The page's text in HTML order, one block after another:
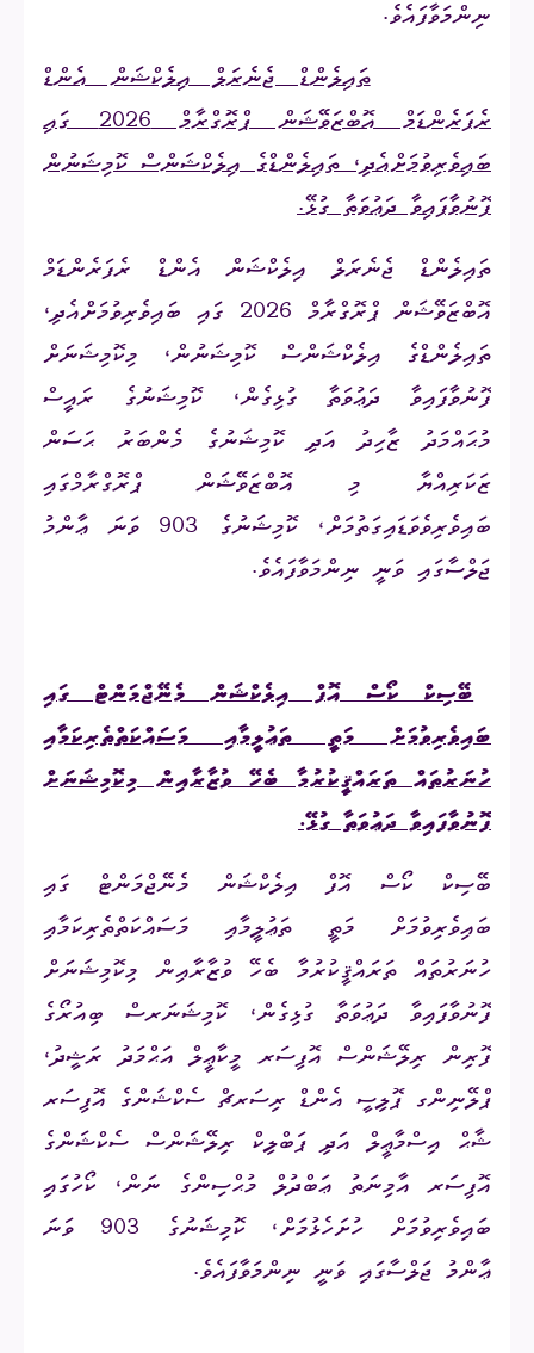
ނިންމަވާފައެވެ.
ތައިލެންޑް ޖެނެރަލް އިލެކްޝަން އެންޑް
ރެފަރެންޑަމް އޮބްޒަވޭޝަން ޕްރޮގްރާމް 2026 ގައި
ބައިވެރިވުމަށްއެދި، ތައިލެންޑްގެ އިލެކްޝަންސް ކޮމިޝަނުން
ފޮނުވާފައިވާ ދަޢުވަތާ ގުޅޭ.
ތައިލެންޑް ޖެނެރަލް އިލެކްޝަން އެންޑް ރެފަރެންޑަމް
އޮބްޒަވޭޝަން ޕްރޮގްރާމް 2026 ގައި ބައިވެރިވުމަށްއެދި،
ތައިލެންޑްގެ އިލެކްޝަންސް ކޮމިޝަނުން، މިކޮމިޝަނަށް
ފޮނުވާފައިވާ ދަޢުވަތާ ގުޅިގެން، ކޮމިޝަނުގެ ރައީސް
މުޙައްމަދު ޒާހިދު އަދި ކޮމިޝަނުގެ މެންބަރު ޙަސަން
ޒަކަރިއްޔާ މި އޮބްޒަވޭޝަން ޕްރޮގްރާމްގައި
ބައިވެރިވެވަޑައިގަތުމަށް، ކޮމިޝަނުގެ 903 ވަނަ ޢާންމު
ޖަލްސާގައި ވަނީ ނިންމަވާފައެވެ.
ބޭސިކް ކޯސް އޮފް އިލެކްޝަން މެނޭޖްމަންޓް ގައި
ބައިވެރިވުމަށް މަތީ ތަޢުލީމާއި މަސައްކަތްތެރިކަމާއި
ހުނަރުތައް ތަރައްޤީކުރުމާ ބެހޭ ވުޒާރާއިން މިކޮމިޝަނަށް
ފޮނުވާފައިވާ ދަޢުވަތާ ގުޅޭ.
ބޭސިކް ކޯސް އޮފް އިލެކްޝަން މެނޭޖްމަންޓް ގައި
ބައިވެރިވުމަށް މަތީ ތަޢުލީމާއި މަސައްކަތްތެރިކަމާއި
ހުނަރުތައް ތަރައްޤީކުރުމާ ބެހޭ ވުޒާރާއިން މިކޮމިޝަނަށް
ފޮނުވާފައިވާ ދަޢުވަތާ ގުޅިގެން، ކޮމިޝަނަރސް ބިއުރޯގެ
ފޮރިން ރިލޭޝަންސް އޮފިސަރ މީކާޢީލް އަޙްމަދު ރަޝީދު،
ޕްލޭނިންގ ޕޮލިސީ އެންޑް ރިސަރޗް ސެކްޝަންގެ އޮފިސަރ
ޝާޙް އިސްމާޢީލް އަދި ޕަބްލިކް ރިލޭޝަންސް ސެކްޝަންގެ
އޮފިސަރ އާމިނަތު ޢަބްދުލް މުޙްސިންގެ ނަން، ކޯހުގައި
ބައިވެރިވުމަށް ހުށަހެޅުމަށް، ކޮމިޝަނުގެ 903 ވަނަ
ޢާންމު ޖަލްސާގައި ވަނީ ނިންމަވާފައެވެ.